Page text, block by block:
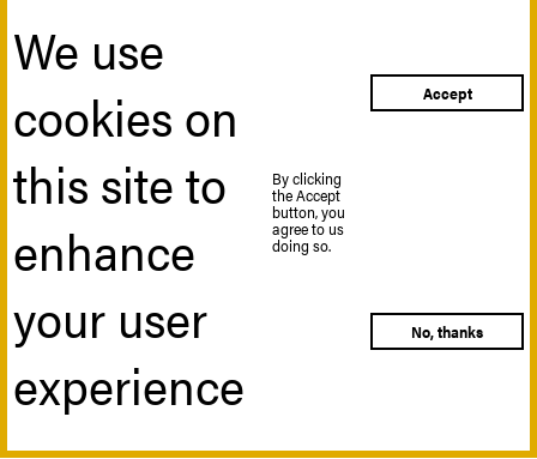
We use
cookies on
this site to
enhance
your user
experience
By clicking
the Accept
button, you
agree to us
doing so.
Accept
No, thanks